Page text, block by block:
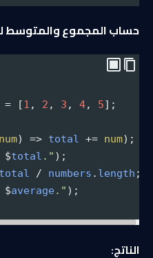
حساب المجموع والمتوسط
= [1 , 2 , 3 , 4, 5];
num) => total += num);
$total ." );
total / numbers . length ;
$average." );
الناتج: